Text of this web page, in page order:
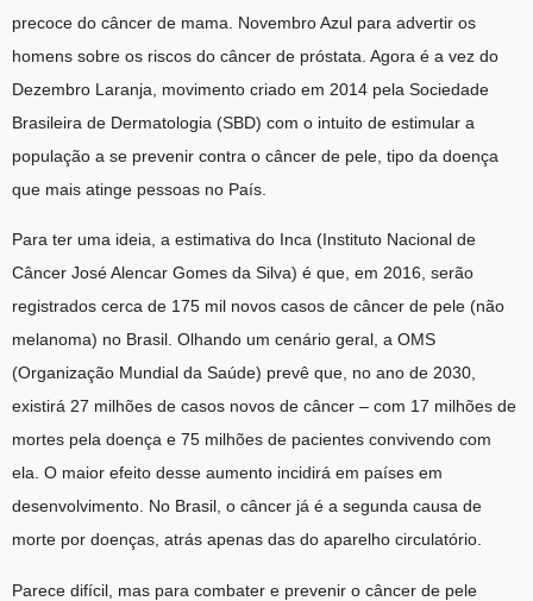
precoce do câncer de mama. Novembro Azul para advertir os
homens sobre os riscos do câncer de próstata. Agora é a vez do
Dezembro Laranja, movimento criado em 2014 pela Sociedade
Brasileira de Dermatologia (SBD) com o intuito de estimular a
população a se prevenir contra o câncer de pele, tipo da doença
que mais atinge pessoas no País.
Para ter uma ideia, a estimativa do Inca (Instituto Nacional de
Câncer José Alencar Gomes da Silva) é que, em 2016, serão
registrados cerca de 175 mil novos casos de câncer de pele (não
melanoma) no Brasil. Olhando um cenário geral, a OMS
(Organização Mundial da Saúde) prevê que, no ano de 2030,
existirá 27 milhões de casos novos de câncer – com 17 milhões de
mortes pela doença e 75 milhões de pacientes convivendo com
ela. O maior efeito desse aumento incidirá em países em
desenvolvimento. No Brasil, o câncer já é a segunda causa de
morte por doenças, atrás apenas das do aparelho circulatório.
Parece difícil, mas para combater e prevenir o câncer de pele